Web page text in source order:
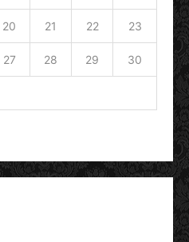
20 21 22 23
27 28 29 30